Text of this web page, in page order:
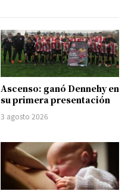
Ascenso: ganó Dennehy en
su primera presentación
3 agosto 2026